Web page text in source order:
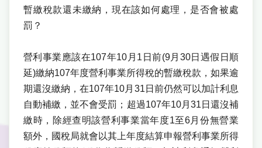
暫繳稅款還未繳納，現在該如何處理，是否會被處
罰？
營利事業應該在107年10月1日前(9月30日遇假日順
延)繳納107年度營利事業所得稅的暫繳稅款，如果逾
期還沒繳納，在107年10月31日前仍然可以加計利息
自動補繳，並不會受罰；超過107年10月31日還沒補
繳時，除經查明該營利事業當年度1至6月份無營業
額外，國稅局就會以其上年度結算申報營利事業所得